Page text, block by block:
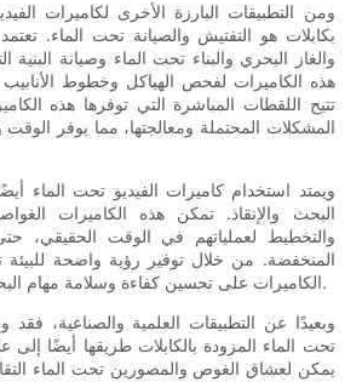
ومن التطبيقات البارزة الأخرى لكاميرات
بكابلات هو التفتيش والصيانة تحت الماء.
والغاز البحري والبناء تحت الماء وصيانة
هذه الكاميرات لفحص الهياكل وخطوط
تتيح اللقطات المباشرة التي توفرها هذه
المشكلات المحتملة ومعالجتها، مما يوفر
ويمتد استخدام كاميرات الفيديو تحت الماء
البحث والإنقاذ. تمكن هذه الكاميرات
والتخطيط لعملياتهم في الوقت الحقيقي،
المنخفضة. من خلال توفير رؤية واضحة
الكاميرات على تحسين كفاءة وسلامة مهام البحث والإنقاذ بشكل كبير.
وبعيدًا عن التطبيقات العلمية والصناعية، فقد
تحت الماء المزودة بالكابلات طريقها أيضًا إلى
يمكن لعشاق الغوص والمصورين تحت الماء